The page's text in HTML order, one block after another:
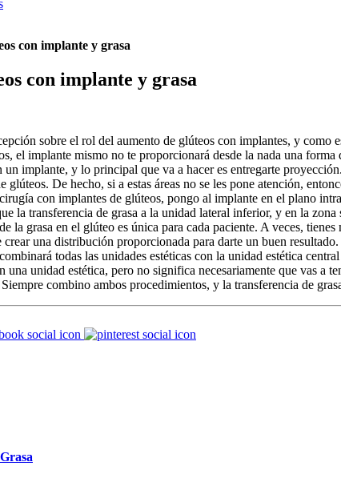
con implante y grasa
con implante y grasa
sobre el rol del aumento de glúteos con implantes, y
el implante mismo no te proporcionará desde la nada una
un implante, y lo principal que va a hacer es entregarte
glúteos. De hecho, si a estas áreas no se les pone atención,
con implantes de glúteos, pongo al implante en el plano
la transferencia de grasa a la unidad lateral inferior, y en la
la grasa en el glúteo es única para cada paciente. A veces,
crear una distribución proporcionada para darte un buen
todas las unidades estéticas con la unidad estética
una unidad estética, pero no significa necesariamente que vas
combino ambos procedimientos, y la transferencia de